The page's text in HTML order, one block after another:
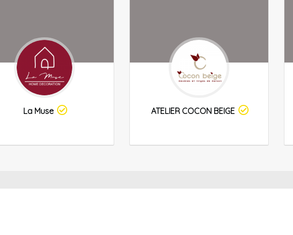
La Muse ATELIER COCON BEIGE